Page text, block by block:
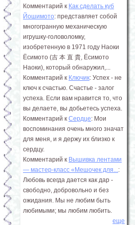
Комментарий к Как сделать куб
Йошимото: представляет собой
многогранную механическую
игрушку-головоломку,
изобретенную в 1971 году Наоки
Ёсимото (吉 本 直 貴, Ёсимото
Наоки), который обнаружил,...
Комментарий к Ключик: Успех - не
ключ к счастью. Счастье - залог
успеха. Если вам нравится то, что
вы делаете, вы добьетесь успеха.
Комментарий к Сердце: Мои
воспоминания очень много значат
для меня, и я держу их близко к
сердцу.
Комментарий к Вышивка лентами
― мастер-класс «Мешочек для...:
Любовь всегда дается как дар -
свободно, добровольно и без
ожидания. Мы не любим быть
любимыми; мы любим любить.
еще